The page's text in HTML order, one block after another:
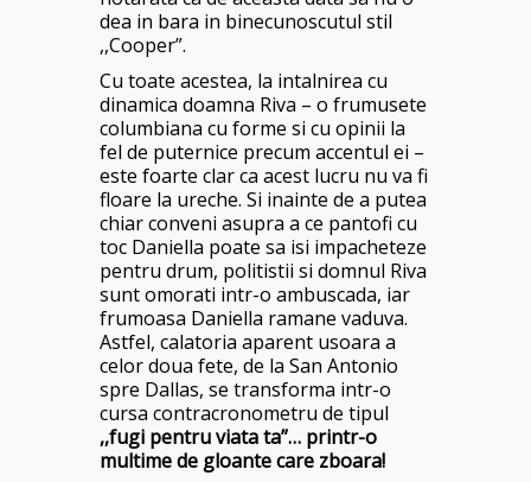
dea in bara in binecunoscutul stil
,,Cooper”.
Cu toate acestea, la intalnirea cu
dinamica doamna Riva – o frumusete
columbiana cu forme si cu opinii la
fel de puternice precum accentul ei –
este foarte clar ca acest lucru nu va fi
floare la ureche. Si inainte de a putea
chiar conveni asupra a ce pantofi cu
toc Daniella poate sa isi impacheteze
pentru drum, politistii si domnul Riva
sunt omorati intr-o ambuscada, iar
frumoasa Daniella ramane vaduva.
Astfel, calatoria aparent usoara a
celor doua fete, de la San Antonio
spre Dallas, se transforma intr-o
cursa contracronometru de tipul
,,fugi pentru viata ta”… printr-o
multime de gloante care zboara!